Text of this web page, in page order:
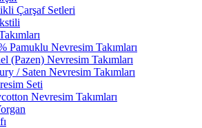
Çarşaf Setleri
Pamuklu Nevresim Takımları
(Pazen) Nevresim Takımları
/ Saten Nevresim Takımları
Seti
Nevresim Takımları